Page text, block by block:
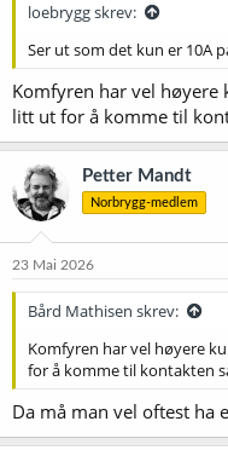
loebrygg skrev:
Ser ut som det kun er 10A
Komfyren har vel høyere
litt ut for å komme til
Petter Mandt
Norbrygg-medlem
23 Mai 2026
Bård Mathisen skrev:
Komfyren har vel høyere
for å komme til kontakten
Da må man vel oftest ha